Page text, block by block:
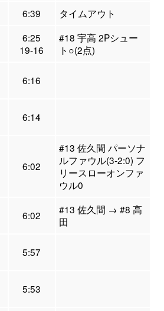
6:39
タイムアウト
6:25
19-16
#18 宇高 2Pシュー
ト○(2点)
6:16
6:14
6:02
#13 佐久間 パーソナ
ルファウル(3-2:0) フ
リースローオンファ
ウル0
6:02
#13 佐久間 → #8 高
田
5:57
5:53